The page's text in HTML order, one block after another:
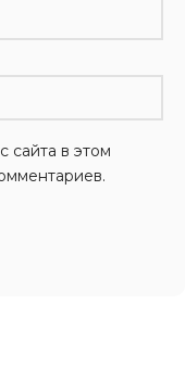
сайта в этом